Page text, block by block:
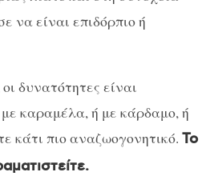
να είναι επιδόρπιο ή
δυνατότητες είναι
με καραμέλα, ή με κάρδαμο, ή
κάτι πιο αναζωογονητικό. Το